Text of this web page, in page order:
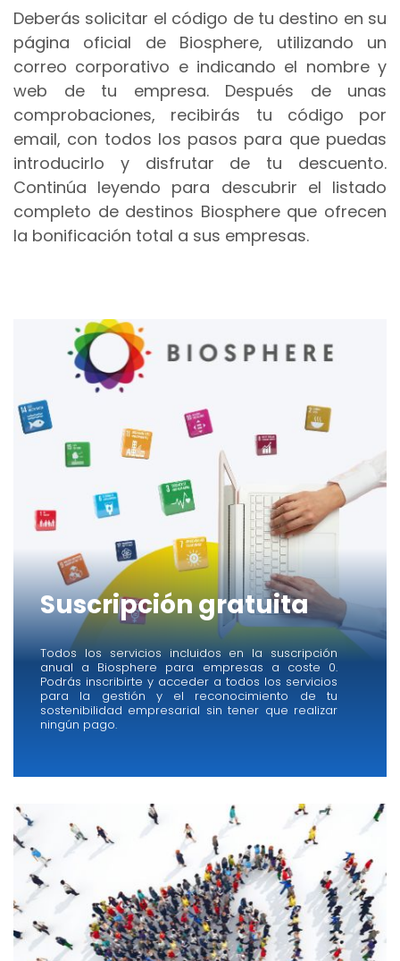
Deberás solicitar el código de tu destino en su
página oficial de Biosphere, utilizando un
correo corporativo e indicando el nombre y
web de tu empresa. Después de unas
comprobaciones, recibirás tu código por
email, con todos los pasos para que puedas
introducirlo y disfrutar de tu descuento.
Continúa leyendo para descubrir el listado
completo de destinos Biosphere que ofrecen
la bonificación total a sus empresas.
Suscripción gratuita
Todos los servicios incluidos en la suscripción
anual a Biosphere para empresas a coste 0.
Podrás inscribirte y acceder a todos los servicios
para la gestión y el reconocimiento de tu
sostenibilidad empresarial sin tener que realizar
ningún pago.